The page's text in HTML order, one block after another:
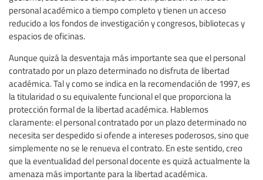
personal académico a tiempo completo y tienen un acceso
reducido a los fondos de investigación y congresos, bibliotecas y
espacios de oficinas.
Aunque quizá la desventaja más importante sea que el personal
contratado por un plazo determinado no disfruta de libertad
académica. Tal y como se indica en la recomendación de 1997, es
la titularidad o su equivalente funcional el que proporciona la
protección formal de la libertad académica. Hablemos
claramente: el personal contratado por un plazo determinado no
necesita ser despedido si ofende a intereses poderosos, sino que
simplemente no se le renueva el contrato. En este sentido, creo
que la eventualidad del personal docente es quizá actualmente la
amenaza más importante para la libertad académica.